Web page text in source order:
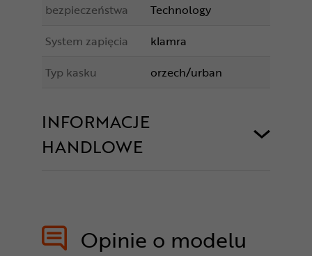
bezpieczeństwa
Technology
System zapięcia
klamra
Typ kasku
orzech/urban
INFORMACJE
HANDLOWE
Opinie o modelu